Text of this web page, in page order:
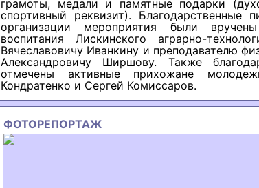
грамоты, медали и памятные подарки
спортивный реквизит).
организации мероприятия были
воспитания Лискинского аграрно-
Вячеславовичу Иванкину и преподавателю
Александровичу Ширшову. Также
отмечены активные прихожане
Кондратенко и Сергей Комиссаров.
ФОТОРЕПОРТАЖ